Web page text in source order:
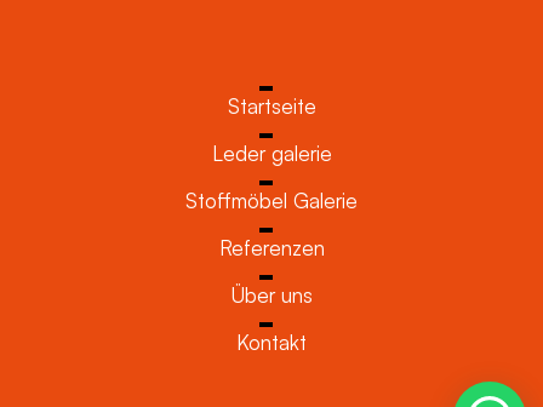
Startseite
Leder galerie
Stoffmöbel Galerie
Referenzen
Über uns
Kontakt